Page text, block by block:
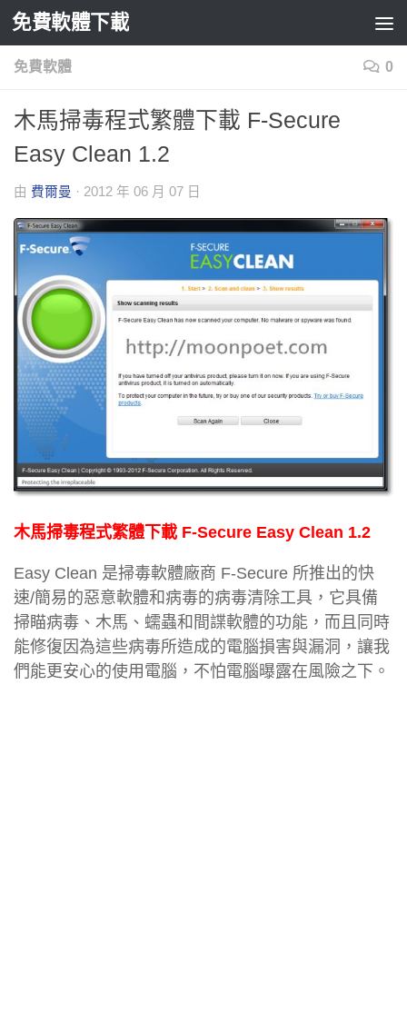
Skip to content
免費軟體下載
免費軟體 0
木馬掃毒程式繁體下載 F-Secure
Easy Clean 1.2
由 費爾曼 · 2012 年 06 月 07 日
木馬掃毒程式繁體下載 F-Secure Easy Clean 1.2
Easy Clean 是掃毒軟體廠商 F-Secure 所推出的快
速/簡易的惡意軟體和病毒的病毒清除工具，它具備
掃瞄病毒、木馬、蠕蟲和間諜軟體的功能，而且同時
能修復因為這些病毒所造成的電腦損害與漏洞，讓我
們能更安心的使用電腦，不怕電腦曝露在風險之下。